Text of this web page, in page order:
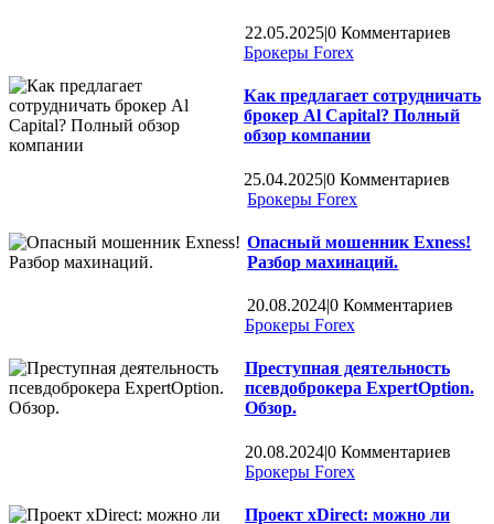
22.05.2025|0 Комментариев
Брокеры Forex
Как предлагает сотрудничать
брокер Al Capital? Полный
обзор компании
25.04.2025|0 Комментариев
Брокеры Forex
Опасный мошенник Exness!
Разбор махинаций.
20.08.2024|0 Комментариев
Брокеры Forex
Преступная деятельность
псевдоброкера ExpertOption.
Обзор.
20.08.2024|0 Комментариев
Брокеры Forex
Проект xDirect: можно ли